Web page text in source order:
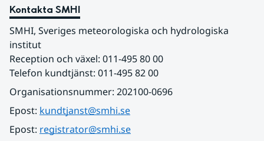
Kontakta SMHI
SMHI, Sveriges meteorologiska och hydrologiska
institut
Reception och växel: 011-495 80 00
Telefon kundtjänst: 011-495 82 00
Organisationsnummer: 202100-0696
Epost: kundtjanst@smhi.se
Epost: registrator@smhi.se